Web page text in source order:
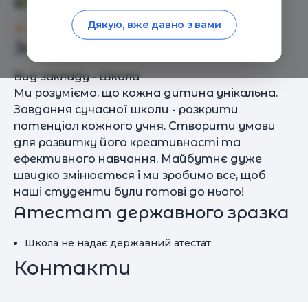
Erudite
Оцінка 0 - 0 голосів
Загальний опис
Вид закладу - Школа
Ми розуміємо, що кожна дитина унікальна.
Завдання сучасної школи - розкрити
потенціал кожного учня. Створити умови
для розвитку його креативності та
ефективного навчання. Майбутнє дуже
швидко змінюється і ми зробимо все, щоб
наші студенти були готові до нього!
Атестат державного зразка
Школа не надає державний атестат
Контакти
Дякую, вже давно з вами